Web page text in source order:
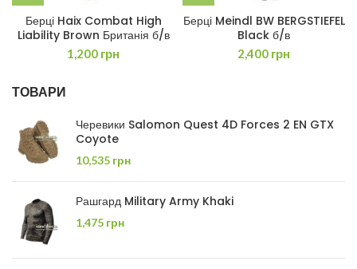
Берці Haix Combat High
Liability Brown Британія б/в
1,200 грн
Берці Meindl BW BERGSTIEFEL
Black б/в
2,400 грн
ТОВАРИ
Черевики Salomon Quest 4D Forces 2 EN GTX
Coyote
10,535 грн
Рашгард Military Army Khaki
1,475 грн